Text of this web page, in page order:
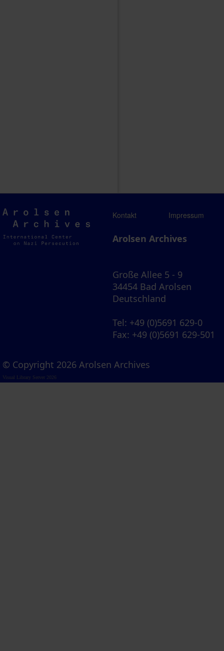
Arolsen
Archives
Kontakt Impressum
Arolsen Archives
Große Allee 5 - 9
34454 Bad Arolsen
Deutschland
Tel: +49 (0)5691 629-0
Fax: +49 (0)5691 629-501
© Copyright 2026 Arolsen Archives
Visual Library Server 2026